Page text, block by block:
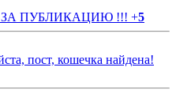
ПУБЛИКАЦИЮ !!! +5
пост, кошечка найдена!